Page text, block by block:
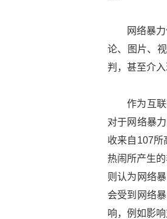
网络暴
论、图片、
判，甚至介
作为互
对于网络暴
收来自107所
热闹所产生
则认为网络
会受到网络
响，例如影